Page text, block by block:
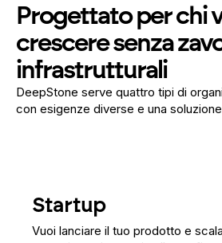
Progettato per chi
crescere senza
infrastrutturali
DeepStone serve quattro tipi di
con esigenze diverse e una
Startup
Vuoi lanciare il tuo prodotto e